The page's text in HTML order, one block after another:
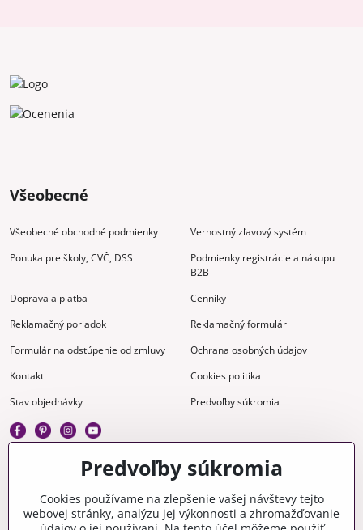
Všeobecné
Všeobecné obchodné podmienky
Vernostný zľavový systém
Ponuka pre školy, CVČ, DSS
Podmienky registrácie a nákupu
B2B
Doprava a platba
Cenníky
Reklamačný poriadok
Reklamačný formulár
Formulár na odstúpenie od zmluvy
Ochrana osobných údajov
Kontakt
Cookies politika
Stav objednávky
Predvoľby súkromia
Gravírovanie Materiály na stiahnutie
Predvoľby súkromia
Cookies používame na zlepšenie vašej návštevy tejto
webovej stránky, analýzu jej výkonnosti a zhromažďovanie